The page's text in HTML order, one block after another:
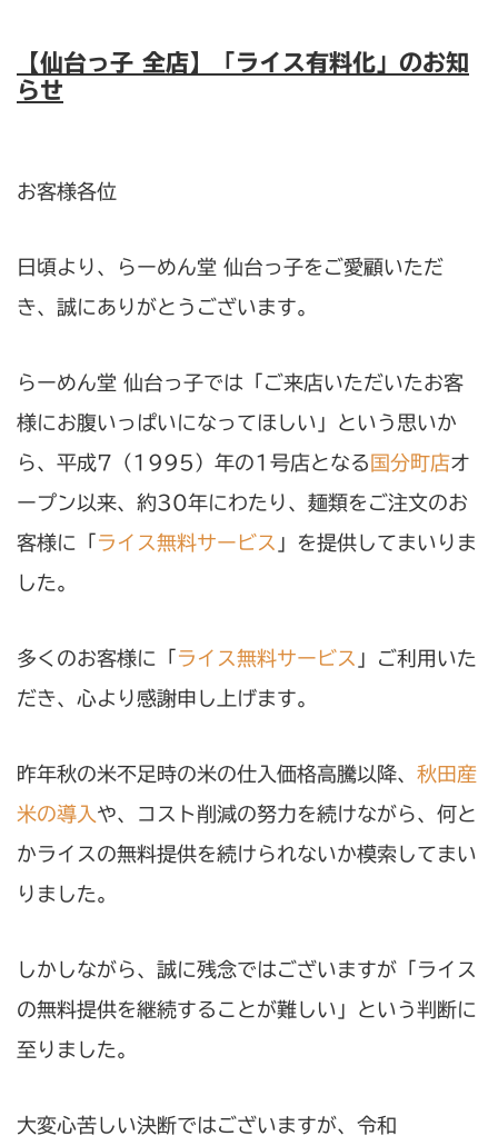
【仙台っ子 全店】「ライス有料化」のお知
らせ
お客様各位
日頃より、らーめん堂 仙台っ子をご愛顧いただ
き、誠にありがとうございます。
らーめん堂 仙台っ子では「ご来店いただいたお客
様にお腹いっぱいになってほしい」という思いか
ら、平成7（1995）年の1号店となる 国分町店オ
ープン以来、約30年にわたり、麺類をご注文のお
客様に「
ライス無料サービス 」を提供してまいりま
した。
多くのお客様に「 ライス無料サービス 」ご利用いた
だき、心より感謝申し上げます。
昨年秋の米不足時の米の仕入価格高騰以降、 秋田産
米の導入 や、コスト削減の努力を続けながら、何と
かライスの無料提供を続けられないか模索してまい
りました。
しかしながら、誠に残念ではございますが「ライス
の無料提供を継続することが難しい」という判断に
至りました。
大変心苦しい決断ではございますが、令和